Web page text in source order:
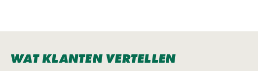
WAT KLANTEN VERTELLEN